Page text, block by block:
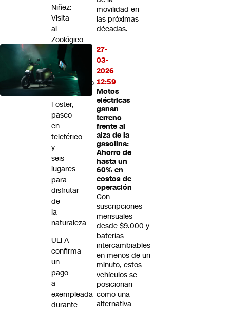
movilidad en
las próximas
décadas.
27-
03-
2026
12:59
Motos
eléctricas
ganan
terreno
frente al
alza de la
gasolina:
Ahorro de
hasta un
60% en
costos de
operación
Con
suscripciones
mensuales
desde $9.000 y
baterías
intercambiables
en menos de un
minuto, estos
vehículos se
posicionan
como una
alternativa
Niñez:
Visita
al
Zoológico
Nacional
al
Observatorio
Manuel
Foster,
paseo
en
teleférico
y
seis
lugares
para
disfrutar
de
la
naturaleza
UEFA
confirma
un
pago
a
exempleada
durante